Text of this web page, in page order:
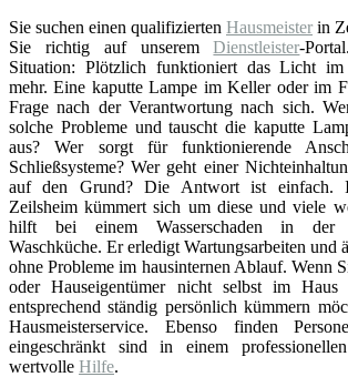
Sie suchen einen qualifizierten Hausmeister in
Sie richtig auf unseremDienstleister-
Situation: Plötzlich funktioniert das Licht im
mehr. Eine kaputte Lampe im Keller oder im
Frage nach der Verantwortung nach sich.
solche Probleme und tauscht die kaputte
aus? Wer sorgt für funktionierende
Schließsysteme? Wer geht einer
auf den Grund? Die Antwort ist einfach.
Zeilsheim kümmert sich um diese und viele
hilft bei einem Wasserschaden in der
Waschküche. Er erledigt Wartungsarbeiten und
ohne Probleme im hausinternen Ablauf. Wenn
oder Hauseigentümer nicht selbst im
entsprechend ständig persönlich kümmern
Hausmeisterservice. Ebenso finden
eingeschränkt sind in einem
wertvolle Hilfe.